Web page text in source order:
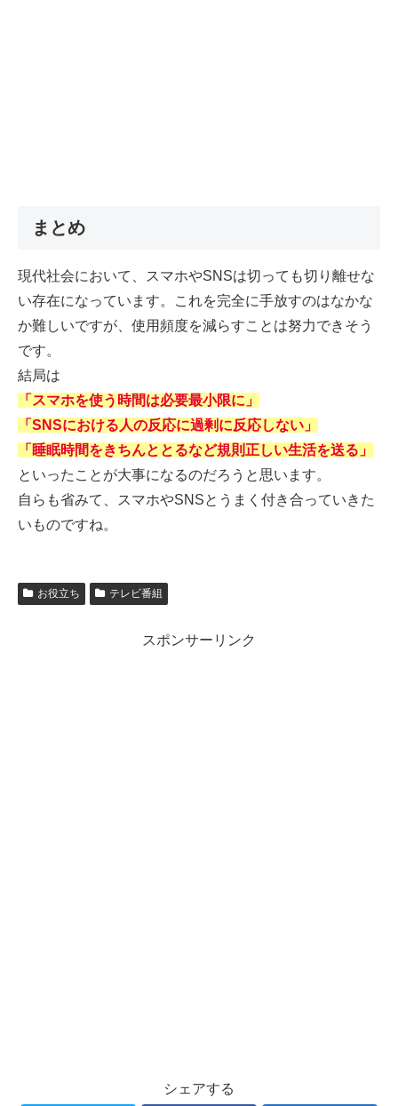
まとめ
現代社会において、スマホやSNSは切っても切り離せな
い存在になっています。これを完全に手放すのはなかな
か難しいですが、使用頻度を減らすことは努力できそう
です。
結局は
「スマホを使う時間は必要最小限に」
「SNSにおける人の反応に過剰に反応しない」
「睡眠時間をきちんととるなど規則正しい生活を送る」
といったことが大事になるのだろうと思います。
自らも省みて、スマホやSNSとうまく付き合っていきた
いものですね。
お役立ち テレビ番組
スポンサーリンク
シェアする